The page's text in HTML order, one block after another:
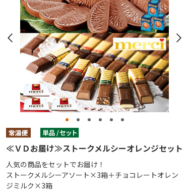
≪ＶＤお届け≫ストークメルシーオレンジセット
人気の商品をセットでお届け！
ストークメルシーアソート×3箱＋チョコレートオレン
ジミルク×3箱